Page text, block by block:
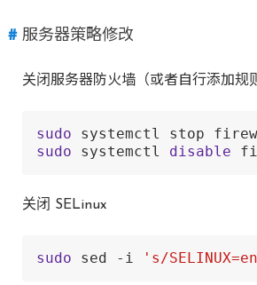
服务器策略修改
关闭服务器防火墙（或者自行添加规
sudo
sudo systemctl disable
关闭 SELinux
sudo sed -i 's/